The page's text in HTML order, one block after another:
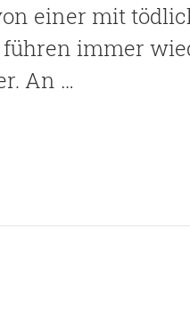
einer mit
immer
An …